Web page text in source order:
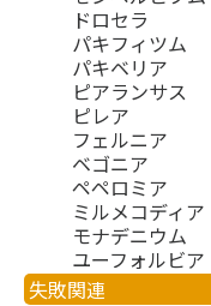
ドロセラ
パキフィツム
パキベリア
ピアランサス
ピレア
フェルニア
ベゴニア
ペペロミア
ミルメコディア
モナデニウム
ユーフォルビア
失敗関連